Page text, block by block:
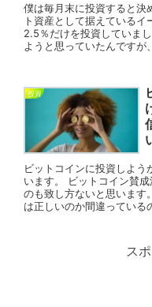
僕は毎月末に投資すると決
ト資産として据えている
2.5％だけを投資していま
ようと思っていたんです
投資
ビットコインに投資しよう
います。 ビットコイン賛
のも致し方ないと思います
は正しいのか間違っている
ス